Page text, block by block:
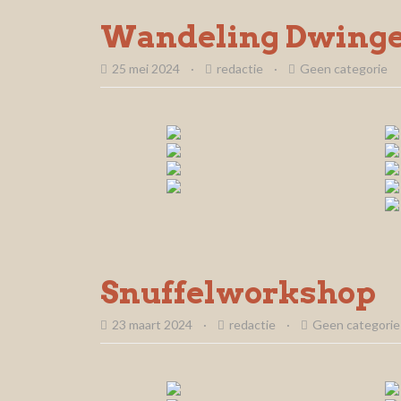
Wandeling
25 mei 2024 · redactie · Geen categorie
Snuffelworkshop
23 maart 2024 · redactie · Geen categorie